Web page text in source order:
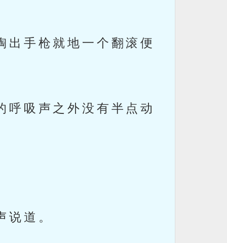
手枪就地一个翻滚便
吸声之外没有半点动
道。